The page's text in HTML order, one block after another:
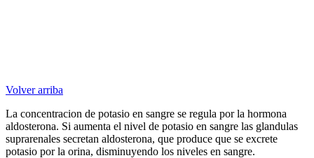
Volver arriba
La concentracion de potasio en sangre se regula por la hormona
aldosterona. Si aumenta el nivel de potasio en sangre las glandulas
suprarenales secretan aldosterona, que produce que se excrete
potasio por la orina, disminuyendo los niveles en sangre.